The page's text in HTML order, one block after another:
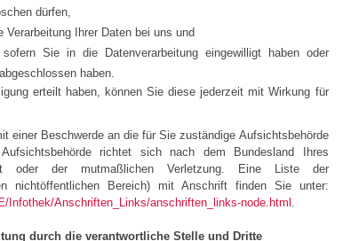
dürfen,
Verarbeitung Ihrer Daten bei uns und
sofern Sie in die Datenverarbeitung eingewilligt haben oder
haben.
erteilt haben, können Sie diese jederzeit mit Wirkung für
einer Beschwerde an die für Sie zuständige Aufsichtsbehörde
richtet sich nach dem Bundesland Ihres
oder der mutmaßlichen Verletzung. Eine Liste der
nichtöffentlichen Bereich) mit Anschrift finden Sie unter:
Infothek/Anschriften_Links/anschriften_links-node.html .
durch die verantwortliche Stelle und Dritte